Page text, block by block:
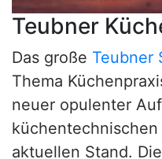
Teubner
Das große Teubner
Thema
neuer opulenter
aktuellen Stand.